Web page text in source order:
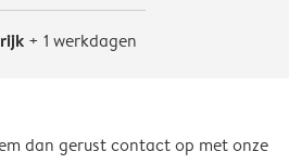
+ 1 werkdagen
dan gerust contact op met onze